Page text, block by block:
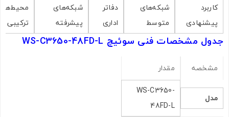
کاربرد
پیشنهادی
شبکه‌های
متوسط
دفاتر
اداری
شبکه‌های
پیشرفته
ترکیبی
جدول مشخصات فنی سوئیچ WS-C3650-48FD-L
مشخصه مقدار
مدل
WS-C3650-
48FD-L